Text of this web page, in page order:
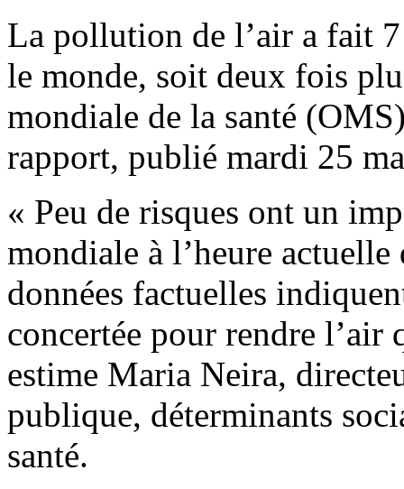
La pollution de l’air a fait
le monde, soit deux fois
mondiale de la santé
rapport, publié mardi 25
« Peu de risques ont un
mondiale à l’heure
données factuelles
concertée pour rendre l’air
estime Maria Neira,
publique, déterminants
santé.